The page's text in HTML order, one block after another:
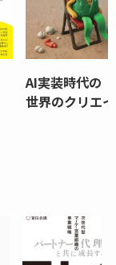
AI実装時代の
世界のクリエ